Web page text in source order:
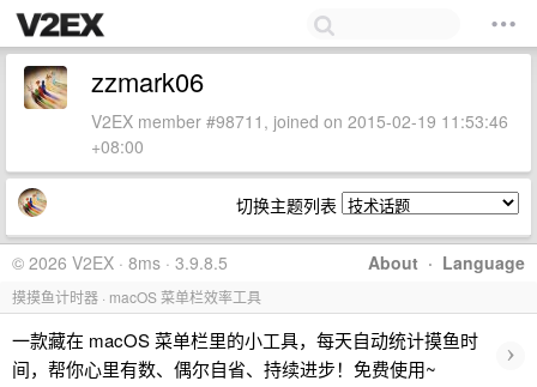
zzmark06
V2EX member #98711, joined on 2015-02-19 11:53:46
+08:00
切换主题列表
About · Language
© 2026 V2EX · 8ms · 3.9.8.5
摸摸鱼计时器 · macOS 菜单栏效率工具
一款藏在 macOS 菜单栏里的小工具，每天自动统计摸鱼时
间，帮你心里有数、偶尔自省、持续进步！免费使用~
›